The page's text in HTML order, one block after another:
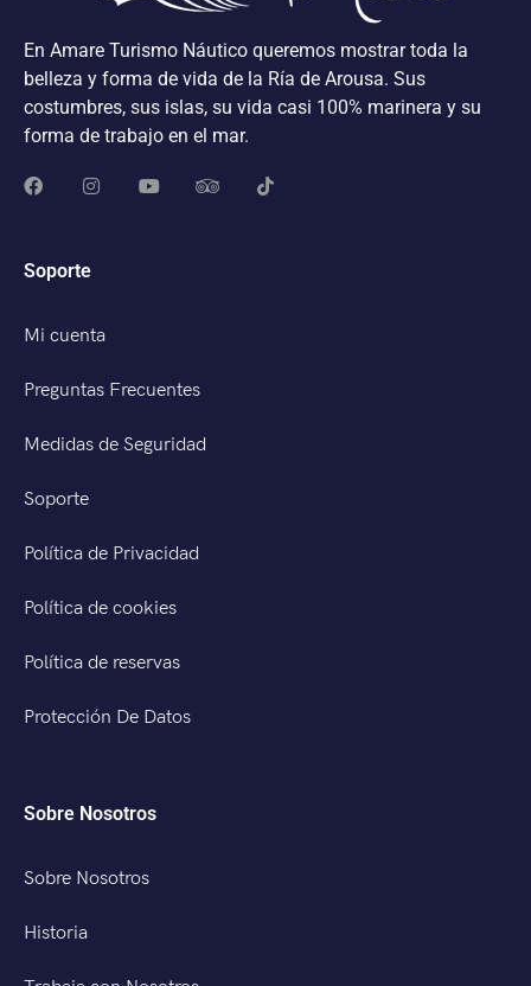
En Amare Turismo Náutico queremos mostrar toda la
belleza y forma de vida de la Ría de Arousa. Sus
costumbres, sus islas, su vida casi 100% marinera y su
forma de trabajo en el mar.
Soporte
Mi cuenta
Preguntas Frecuentes
Medidas de Seguridad
Soporte
Política de Privacidad
Política de cookies
Política de reservas
Protección De Datos
Sobre Nosotros
Sobre Nosotros
Historia